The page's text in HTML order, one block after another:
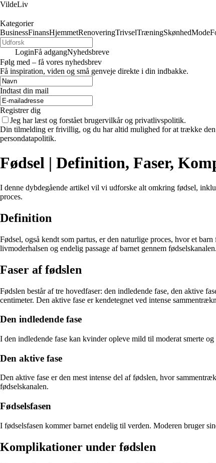
VildeLiv
Kategorier
BusinessFinansHjemmetRenoveringTrivselTræningSkønhedMode
LoginFå adgangNyhedsbreve
Følg med – få vores nyhedsbrev
Få inspiration, viden og små genveje direkte i din indbakke.
Indtast din mail
Registrer dig
Jeg har læst og forstået brugervilkår og privatlivspolitik.
Din tilmelding er frivillig, og du har altid mulighed for at trække den
persondatapolitik.
Fødsel | Definition, Faser,
I denne dybdegående artikel vil vi udforske alt omkring fødsel,
proces.
Definition
Fødsel, også kendt som partus, er den naturlige proces, hvor et
livmoderhalsen og endelig passage af barnet gennem
Faser af fødslen
Fødslen består af tre hovedfaser: den indledende fase, den aktive
centimeter. Den aktive fase er kendetegnet ved intense
Den indledende fase
I den indledende fase kan kvinder opleve mild til moderat smerte
Den aktive fase
Den aktive fase er den mest intense del af fødslen, hvor
fødselskanalen.
Fødselsfasen
I fødselsfasen kommer barnet endelig til verden. Moderen bruger
Komplikationer under fødslen